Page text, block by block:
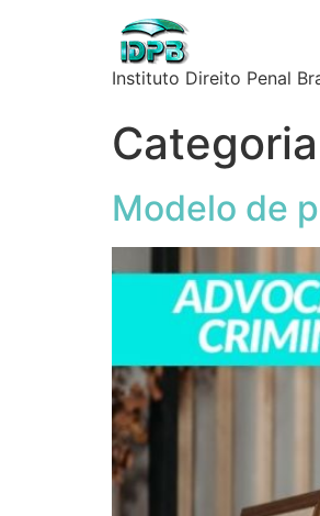
Instituto Direito Penal
Modelo de